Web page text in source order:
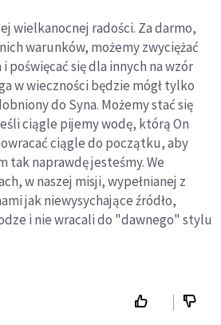
wielkanocnej radości. Za darmo,
warunków, możemy zwyciężać
poświęcać się dla innych na wzór
w wieczności będzie mógł tylko
do Syna. Możemy stać się
ciągle pijemy wodę, którą On
ciągle do początku, aby
tak naprawdę jesteśmy. We
w naszej misji, wypełnianej z
jak niewysychające źródło,
i nie wracali do "dawnego" stylu